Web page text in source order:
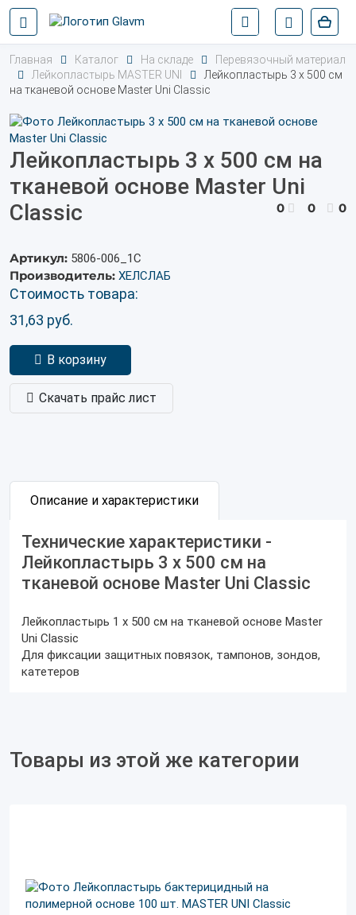
Главная Каталог На складе
Перевязочный материал
Лейкопластырь MASTER UNI
Лейкопластырь 3 х 500 см
на тканевой основе Master Uni Classic
Лейкопластырь 3 х 500 см на
тканевой основе Master Uni
Classic
0 0 0
Артикул: 5806-006_1С
Производитель: ХЕЛСЛАБ
Стоимость товара:
31,63 руб.
В корзину
Скачать прайс лист
Описание и характеристики
Технические характеристики -
Лейкопластырь 3 х 500 см на
тканевой основе Master Uni Classic
Лейкопластырь 1 х 500 см на тканевой основе Master
Uni Classic
Для фиксации защитных повязок, тампонов, зондов,
катетеров
Товары из этой же категории